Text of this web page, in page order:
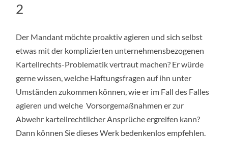
2
Der Mandant möchte proaktiv agieren und sich selbst
etwas mit der komplizierten unternehmensbezogenen
Kartellrechts-Problematik vertraut machen? Er würde
gerne wissen, welche Haftungsfragen auf ihn unter
Umständen zukommen können, wie er im Fall des Falles
agieren und welche Vorsorgemaßnahmen er zur
Abwehr kartellrechtlicher Ansprüche ergreifen kann?
Dann können Sie dieses Werk bedenkenlos empfehlen.